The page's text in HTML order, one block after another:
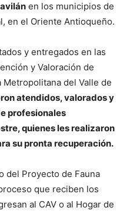
en los municipios de
en el Oriente Antioqueño.
y entregados en las
y Valoración de
Metropolitana del Valle de
atendidos, valorados y
profesionales
quienes les realizaron
su pronta recuperación.
del Proyecto de Fauna
que reciben los
al CAV o al Hogar de